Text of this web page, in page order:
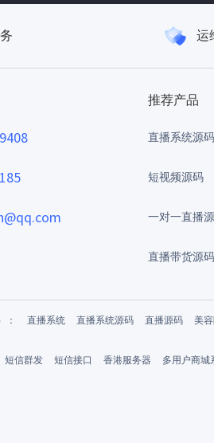
运
推荐产品
直播系统源码
短视频源码
一对一直播
直播带货源码
： 直播系统 直播系统源码 直播源码 美
短信群发 短信接口 香港服务器 多用户商城